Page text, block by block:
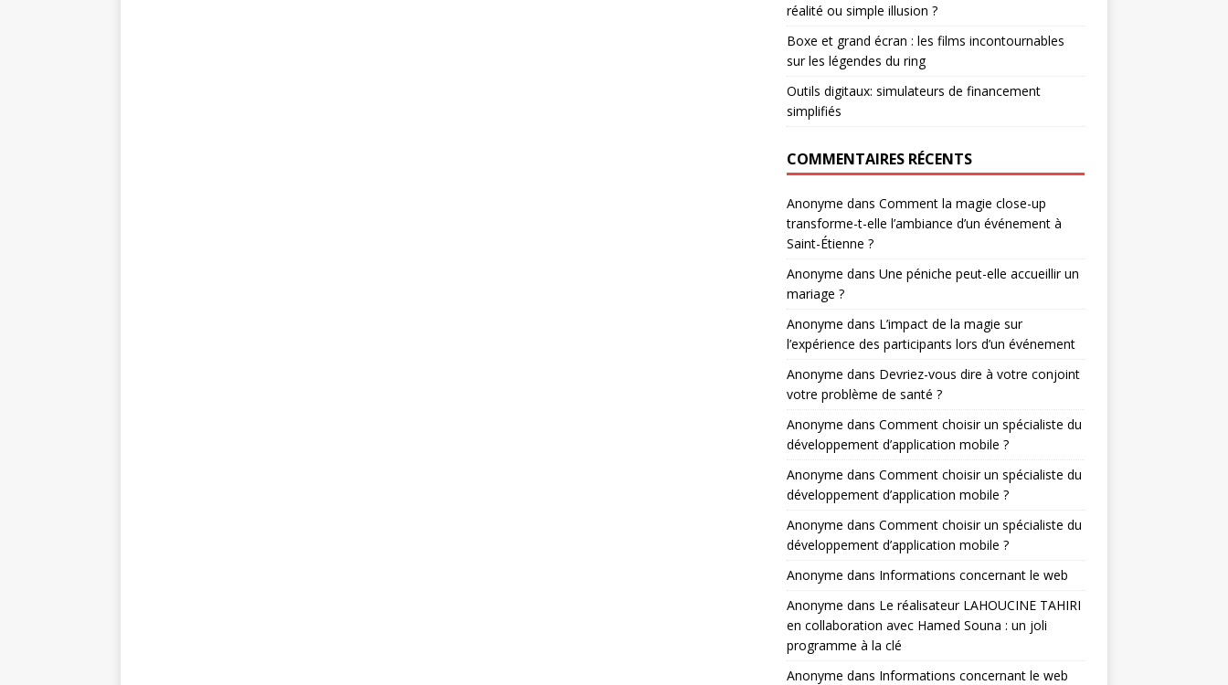
réalité ou simple illusion ?
Boxe et grand écran : les films incontournables
sur les légendes du ring
Outils digitaux: simulateurs de financement
simplifiés
COMMENTAIRES RÉCENTS
Anonyme dans Comment la magie close-up
transforme-t-elle l’ambiance d’un événement à
Saint-Étienne ?
Anonyme dans Une péniche peut-elle accueillir un
mariage ?
Anonyme dans L’impact de la magie sur
l’expérience des participants lors d’un événement
Anonyme dans Devriez-vous dire à votre conjoint
votre problème de santé ?
Anonyme dans Comment choisir un spécialiste du
développement d’application mobile ?
Anonyme dans Comment choisir un spécialiste du
développement d’application mobile ?
Anonyme dans Comment choisir un spécialiste du
développement d’application mobile ?
Anonyme dans Informations concernant le web
Anonyme dans Le réalisateur LAHOUCINE TAHIRI
en collaboration avec Hamed Souna : un joli
programme à la clé
Anonyme dans Informations concernant le web